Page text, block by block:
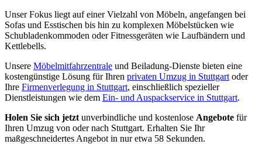
Unser Fokus liegt auf einer Vielzahl von Möbeln, angefangen bei
Sofas und Esstischen bis hin zu komplexen Möbelstücken wie
Schubladenkommoden oder Fitnessgeräten wie Laufbändern und
Kettlebells.
Unsere Möbelmitfahrzentrale und Beiladung-Dienste bieten eine
kostengünstige Lösung für Ihren privaten Umzug in Stuttgart oder
Ihre Firmenverlegung in Stuttgart, einschließlich spezieller
Dienstleistungen wie dem Ein- und Auspackservice in Stuttgart.
Holen Sie sich jetzt unverbindliche und kostenlose Angebote für
Ihren Umzug von oder nach Stuttgart. Erhalten Sie Ihr
maßgeschneidertes Angebot in nur etwa 58 Sekunden.